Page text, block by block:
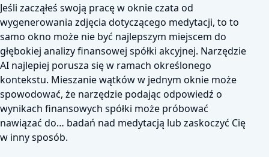
Jeśli zacząłeś swoją pracę w oknie czata od
wygenerowania zdjęcia dotyczącego medytacji, to to
samo okno może nie być najlepszym miejscem do
głębokiej analizy finansowej spółki akcyjnej. Narzędzie
AI najlepiej porusza się w ramach określonego
kontekstu. Mieszanie wątków w jednym oknie może
spowodować, że narzędzie podając odpowiedź o
wynikach finansowych spółki może próbować
nawiązać do… badań nad medytacją lub zaskoczyć Cię
w inny sposób.